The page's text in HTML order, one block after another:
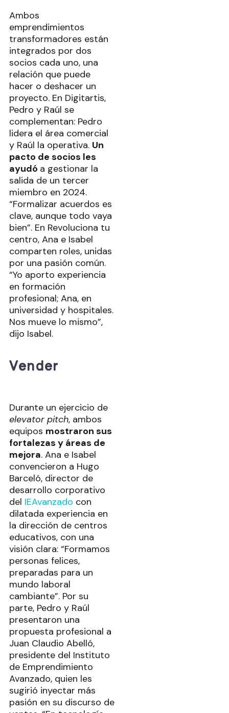
Ambos
emprendimientos
transformadores están
integrados por dos
socios cada uno, una
relación que puede
hacer o deshacer un
proyecto. En Digitartis,
Pedro y Raúl se
complementan: Pedro
lidera el área comercial
y Raúl la operativa. Un
pacto de socios les
ayudó a gestionar la
salida de un tercer
miembro en 2024.
“Formalizar acuerdos es
clave, aunque todo vaya
bien”. En Revoluciona tu
centro, Ana e Isabel
comparten roles, unidas
por una pasión común.
“Yo aporto experiencia
en formación
profesional; Ana, en
universidad y hospitales.
Nos mueve lo mismo”,
dijo Isabel.
Vender
Durante un ejercicio de
elevator pitch, ambos
equipos mostraron sus
fortalezas y áreas de
mejora. Ana e Isabel
convencieron a Hugo
Barceló, director de
desarrollo corporativo
del IEAvanzado con
dilatada experiencia en
la dirección de centros
educativos, con una
visión clara: “Formamos
personas felices,
preparadas para un
mundo laboral
cambiante”. Por su
parte, Pedro y Raúl
presentaron una
propuesta profesional a
Juan Claudio Abelló,
presidente del Instituto
de Emprendimiento
Avanzado, quien les
sugirió inyectar más
pasión en su discurso de